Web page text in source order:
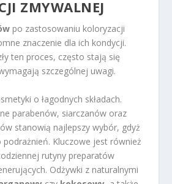
ZMYWALNEJ
po zastosowaniu koloryzacji
znaczenie dla ich kondycji.
ten proces, często stają się
szczególnej uwagi.
o łagodnych składach.
parabenów, siarczanów oraz
stanowią najlepszy wybór, gdyż
podrażnień. Kluczowe jest również
rutyny preparatów
Odżywki z naturalnymi